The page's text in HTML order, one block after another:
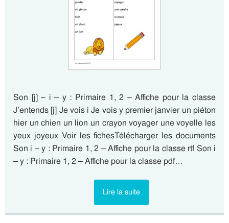
Son [j] – i – y : Primaire 1, 2 – Affiche pour la classe
J’entends [j] Je vois i Je vois y premier janvier un piéton
hier un chien un lion un crayon voyager une voyelle les
yeux joyeux Voir les fichesTélécharger les documents
Son i – y : Primaire 1, 2 – Affiche pour la classe rtf Son i
– y : Primaire 1, 2 – Affiche pour la classe pdf…
Lire la suite